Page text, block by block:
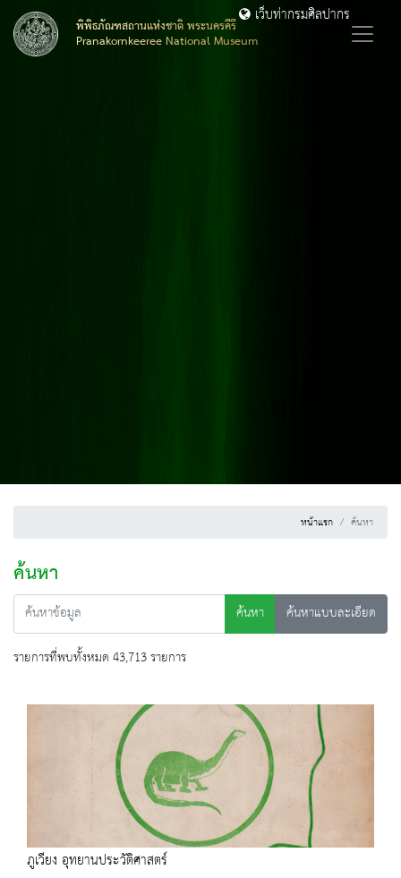
พิพิธภัณฑสถานแห่งชาติ พระนครคีรี
Pranakornkeeree National Museum
เว็บท่ากรมศิลปากร
หน้าแรก ค้นหา
ค้นหา
ค้นหา
ค้นหาแบบละเอียด
รายการที่พบทั้งหมด 43,713 รายการ
ภูเวียง อุทยานประวัติศาสตร์